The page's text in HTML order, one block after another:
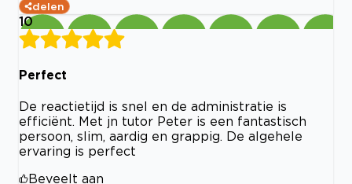
delen
10
Perfect
De reactietijd is snel en de administratie is
efficiënt. Met jn tutor Peter is een fantastisch
persoon, slim, aardig en grappig. De algehele
ervaring is perfect
Beveelt aan